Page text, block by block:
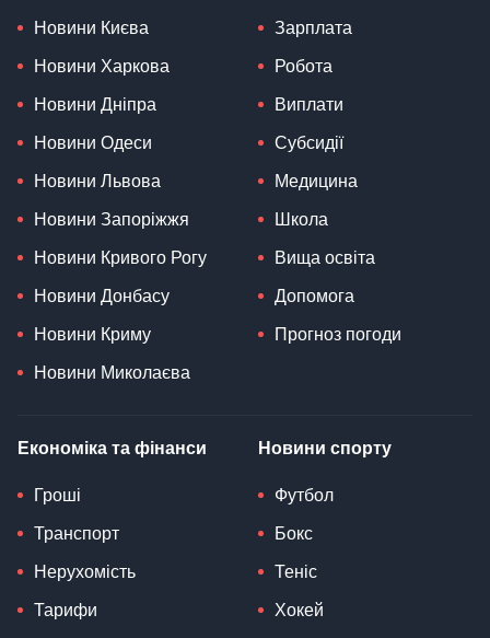
Новини Києва
Новини Харкова
Новини Дніпра
Новини Одеси
Новини Львова
Новини Запоріжжя
Новини Кривого Рогу
Новини Донбасу
Новини Криму
Новини Миколаєва
Зарплата
Робота
Виплати
Субсидії
Медицина
Школа
Вища освіта
Допомога
Прогноз погоди
Економіка та фінанси
Гроші
Транспорт
Нерухомість
Тарифи
Новини спорту
Футбол
Бокс
Теніс
Хокей